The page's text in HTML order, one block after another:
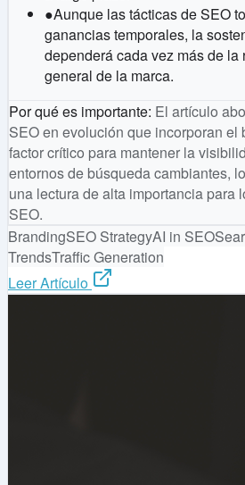
●Aunque las tácticas de SEO
ganancias temporales, la
dependerá cada vez más de
general de la marca.
Por qué es importante: El artículo
SEO en evolución que incorporan el
factor crítico para mantener la
entornos de búsqueda cambiantes,
una lectura de alta importancia para
SEO.
BrandingSEO StrategyAI in SEO
TrendsTraffic Generation
Leer Artículo